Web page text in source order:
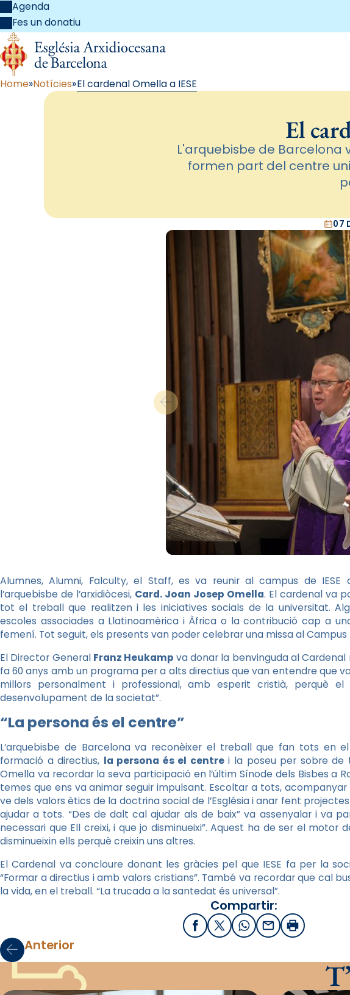
Agenda
Fes un donatiu
Home Notícies El cardenal Omella a IESE
El
L'arquebisbe de Barcelona
formen part del centre
07
Alumnes,Alumni, Falculty, el Staff, es va reunir al campus de IESE
l’arquebisbe de l’arxidiòcesi, Card. Joan Josep Omella. El cardenal va
tot el treball que realitzen i les iniciatives socials de la universitat.
escoles associades a Llatinoamèrica i Àfrica o la contribució cap a
femení. Tot seguit, els presents van poder celebrar una missa al Campus
El Director General Franz Heukamp va donar la benvinguda al Cardenal
fa 60 anys amb un programa per a alts directius que van entendre que
millors personalment i professional, amb esperit cristià, perquè
desenvolupament de la societat”.
“La persona és el centre”
L’arquebisbe de Barcelona va reconèixer el treball que fan tots en el
formació a directius, la persona és el centrei la poseu per sobre de
Omella va recordar la seva participació en l’últim Sínode dels Bisbes a
temes que ens va animar seguir impulsant. Escoltar a tots, acompanyar
ve dels valors ètics de la doctrina social de l’Església i anar fent
ajudar a tots. “Des de dalt cal ajudar als de baix” va assenyalar i va
necessari que Ell creixi, i que jo disminueixi”. Aquest ha de ser el motor
disminueixin ells perquè creixin uns altres.
El Cardenal va concloure donant les gràcies pel que IESE fa per la
“Formar a directius i amb valors cristians”. També va recordar que cal
la vida, en el treball. “La trucada a la santedat és universal”.
Compartir:
FacebookX / Twitter
WhatsApp
EmailImprimir
Anterior